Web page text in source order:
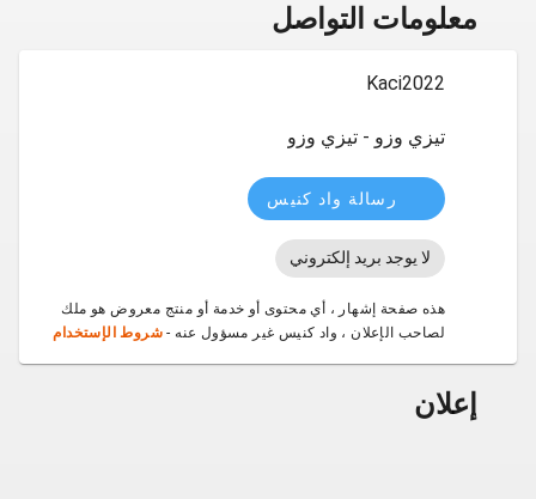
معلومات التواصل
Kaci2022
تيزي وزو - تيزي وزو
رسالة واد كنيس
لا يوجد بريد إلكتروني
هذه صفحة إشهار ، أي محتوى أو خدمة أو منتج معروض هو ملك
لصاحب الإعلان ، واد كنيس غير مسؤول عنه - شروط الإستخدام
إعلان